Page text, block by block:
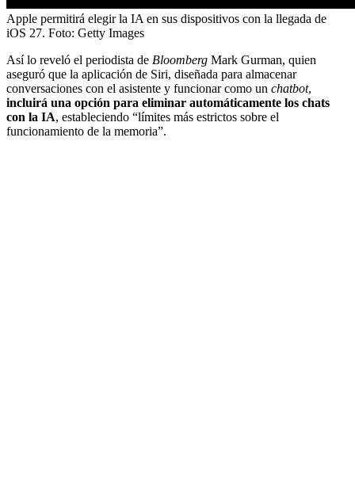
Apple permitirá elegir la IA en sus dispositivos con la llegada de
iOS 27. Foto: Getty Images
Así lo reveló el periodista de Bloomberg Mark Gurman, quien
aseguró que la aplicación de Siri, diseñada para almacenar
conversaciones con el asistente y funcionar como un chatbot,
incluirá una opción para eliminar automáticamente los chats
con la IA, estableciendo “límites más estrictos sobre el
funcionamiento de la memoria”.